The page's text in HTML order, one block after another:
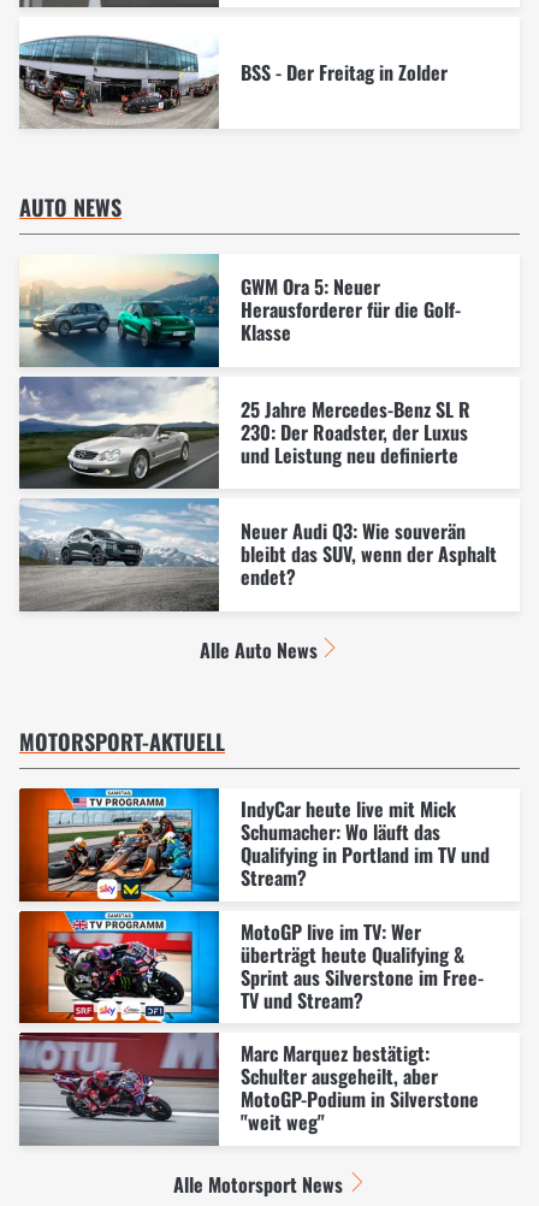
BSS - Der Freitag in Zolder
AUTO NEWS
GWM Ora 5: Neuer
Herausforderer für die Golf-
Klasse
25 Jahre Mercedes-Benz SL R
230: Der Roadster, der Luxus
und Leistung neu definierte
Neuer Audi Q3: Wie souverän
bleibt das SUV, wenn der Asphalt
endet?
Alle Auto News
MOTORSPORT-AKTUELL
IndyCar heute live mit Mick
Schumacher: Wo läuft das
Qualifying in Portland im TV und
Stream?
MotoGP live im TV: Wer
überträgt heute Qualifying &
Sprint aus Silverstone im Free-
TV und Stream?
Marc Marquez bestätigt:
Schulter ausgeheilt, aber
MotoGP-Podium in Silverstone
"weit weg"
Alle Motorsport News